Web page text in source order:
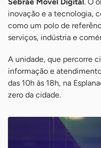
inovação e a tecnologia,
como um polo de
serviços, indústria e
A unidade, que percorre
informação e
das 10h às 18h, na
zero da cidade.